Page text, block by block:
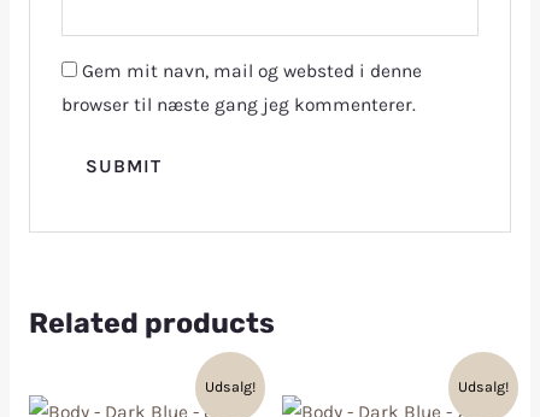
Gem mit navn, mail og websted i denne
browser til næste gang jeg kommenterer.
Related products
Udsalg! Udsalg!